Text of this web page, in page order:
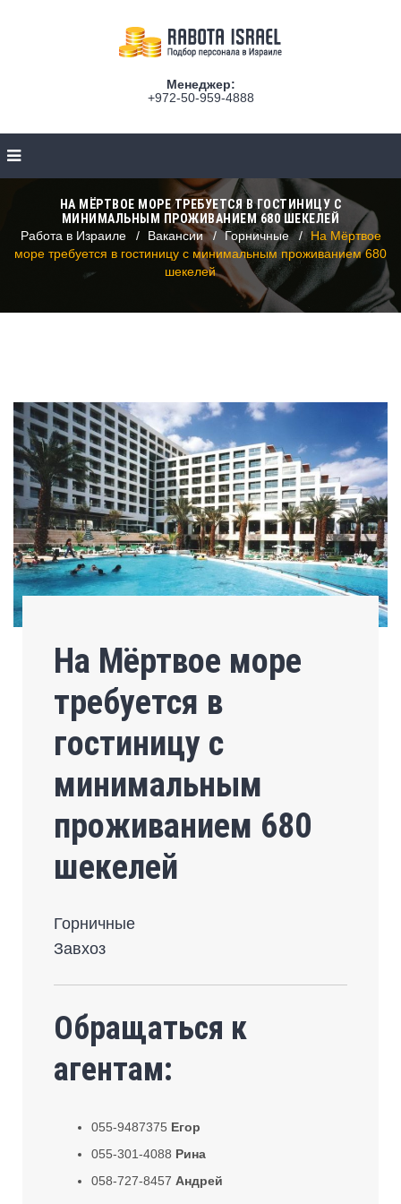
Менеджер:
+972-50-959-4888
НА МЁРТВОЕ МОРЕ ТРЕБУЕТСЯ В ГОСТИНИЦУ С
МИНИМАЛЬНЫМ ПРОЖИВАНИЕМ 680 ШЕКЕЛЕЙ
Работа в Израиле
Вакансии Горничные
На Мёртвое
море требуется в гостиницу с минимальным проживанием 680
шекелей
На Мёртвое море
требуется в
гостиницу с
минимальным
проживанием 680
шекелей
Горничные
Завхоз
Обращаться к
агентам:
055-9487375 Егор
055-301-4088 Рина
058-727-8457 Андрей